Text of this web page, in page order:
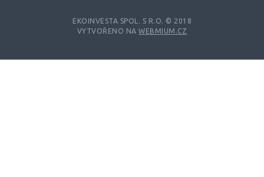
EKOINVESTA SPOL. S R.O. © 2018
VYTVOŘENO NAWEBMIUM.CZ